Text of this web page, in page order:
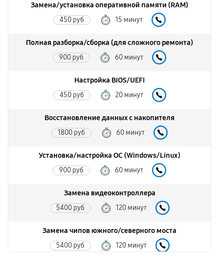
Замена/установка оперативной памяти (RAM)
450 руб 15 минут
Полная разборка/сборка (для сложного ремонта)
900 руб 60 минут
Настройка BIOS/UEFI
450 руб 20 минут
Восстановление данных с накопителя
1800 руб 60 минут
Установка/настройка ОС (Windows/Linux)
900 руб 60 минут
Замена видеоконтроллера
5400 руб 120 минут
Замена чипов южного/северного моста
5400 руб 120 минут